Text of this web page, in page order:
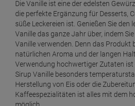
Die Vanille ist eine der edelsten
die perfekte Ergänzung für Desserts,
süße Leckereien ist. Genießen Sie den
Vanille das ganze Jahr über, indem
Vanille verwenden. Denn das Produkt
natürlichen Aroma und der langen
Verwendung hochwertiger Zutaten ist
Sirup Vanille besonders
Herstellung von Eis oder die
Kaffeespezialitäten ist alles mit dem